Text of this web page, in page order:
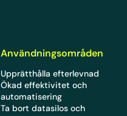
Användningsområden
Upprätthålla efterlevnad
Ökad effektivitet och
automatisering
Ta bort datasilos och